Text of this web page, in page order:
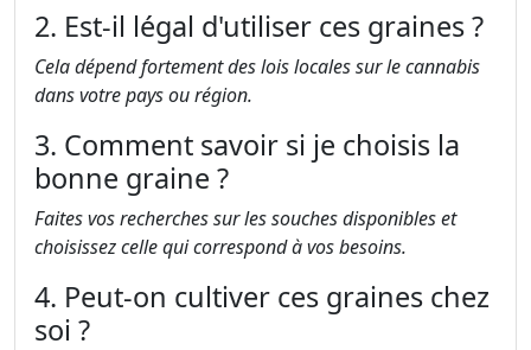
2. Est-il légal d'utiliser ces graines ?
Cela dépend fortement des lois locales sur le cannabis
dans votre pays ou région.
3. Comment savoir si je choisis la
bonne graine ?
Faites vos recherches sur les souches disponibles et
choisissez celle qui correspond à vos besoins.
4. Peut-on cultiver ces graines chez
soi ?